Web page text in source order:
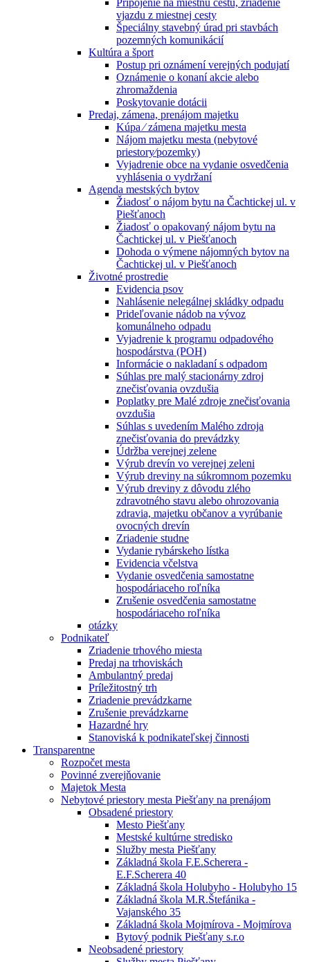
Pripojenie na miestnu cestu, zriadenie
vjazdu z miestnej cesty
Špeciálny stavebný úrad pri stavbách
pozemných komunikácií
Kultúra a šport
Postup pri oznámení verejných podujatí
Oznámenie o konaní akcie alebo
zhromaždenia
Poskytovanie dotácii
Predaj, zámena, prenájom majetku
Kúpa ⁄ zámena majetku mesta
Nájom majetku mesta (nebytové
priestory⁄pozemky)
Vyjadrenie obce na vydanie osvedčenia
vyhlásenia o vydržaní
Agenda mestských bytov
Žiadosť o nájom bytu na Čachtickej ul. v
Piešťanoch
Žiadosť o opakovaný nájom bytu na
Čachtickej ul. v Piešťanoch
Dohoda o výmene nájomných bytov na
Čachtickej ul. v Piešťanoch
Životné prostredie
Evidencia psov
Nahlásenie nelegálnej skládky odpadu
Prideľovanie nádob na vývoz
komunálneho odpadu
Vyjadrenie k programu odpadového
hospodárstva (POH)
Informácie o nakladaní s odpadom
Súhlas pre malý stacionárny zdroj
znečisťovania ovzdušia
Poplatky pre Malé zdroje znečisťovania
ovzdušia
Súhlas s uvedením Malého zdroja
znečisťovania do prevádzky
Údržba verejnej zelene
Výrub drevín vo verejnej zeleni
Výrub dreviny na súkromnom pozemku
Výrub dreviny z dôvodu zlého
zdravotného stavu alebo ohrozovania
zdravia, majetku občanov a vyrúbanie
ovocných drevín
Zriadenie studne
Vydanie rybárskeho lístka
Evidencia včelstva
Vydanie osvedčenia samostatne
hospodáriaceho roľníka
Zrušenie osvedčenia samostatne
hospodáriaceho roľníka
otázky
Podnikateľ
Zriadenie trhového miesta
Predaj na trhoviskách
Ambulantný predaj
Príležitostný trh
Zriadenie prevádzkarne
Zrušenie prevádzkarne
Hazardné hry
Stanoviská k podnikateľskej činnosti
Transparentne
Rozpočet mesta
Povinné zverejňovanie
Majetok Mesta
Nebytové priestory mesta Piešťany na prenájom
Obsadené priestory
Mesto Piešťany
Mestské kultúrne stredisko
Služby mesta Piešťany
Základná škola F.E.Scherera -
E.F.Scherera 40
Základná škola Holubyho - Holubyho 15
Základná škola M.R.Štefánika -
Vajanského 35
Základná škola Mojmírova - Mojmírova
Bytový podnik Piešťany s.r.o
Neobsadené priestory